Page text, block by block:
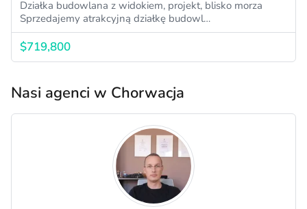
Działka budowlana z widokiem, projekt, blisko morza
Sprzedajemy atrakcyjną działkę budowl…
$719,800
Nasi agenci w Chorwacja